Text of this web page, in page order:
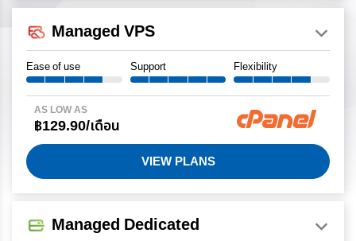
Managed VPS
Ease of use Support Flexibility
AS LOW AS
฿129.90/เดือน
VIEW PLANS
Managed Dedicated